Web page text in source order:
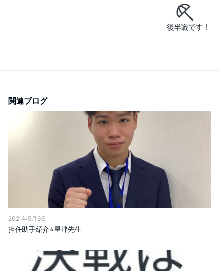
関連ブログ
2021年5月6日
担任助手紹介⭐️星津先生